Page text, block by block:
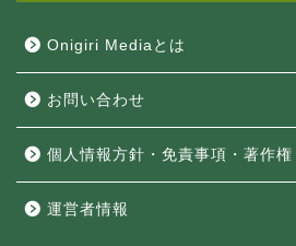
Onigiri Mediaとは
お問い合わせ
個人情報方針・免責事項・著作権
運営者情報